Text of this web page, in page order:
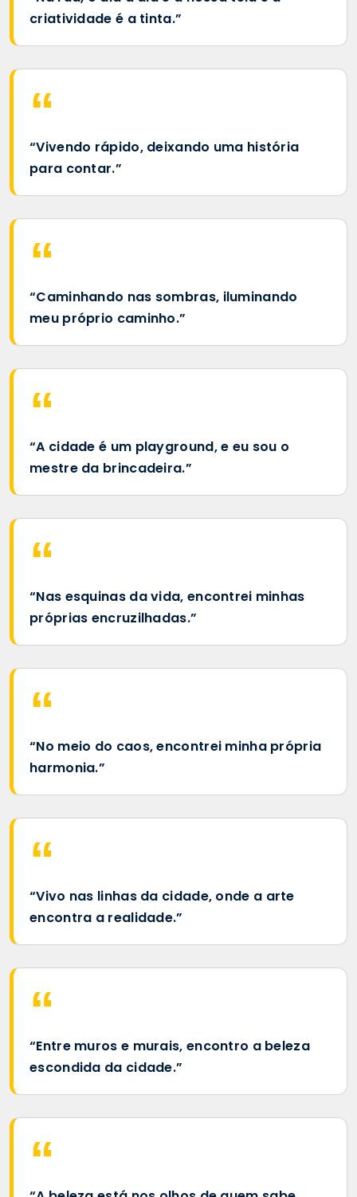
criatividade é a tinta.”
“Vivendo rápido, deixando uma história
para contar.”
“Caminhando nas sombras, iluminando
meu próprio caminho.”
“A cidade é um playground, e eu sou o
mestre da brincadeira.”
“Nas esquinas da vida, encontrei minhas
próprias encruzilhadas.”
“No meio do caos, encontrei minha própria
harmonia.”
“Vivo nas linhas da cidade, onde a arte
encontra a realidade.”
“Entre muros e murais, encontro a beleza
escondida da cidade.”